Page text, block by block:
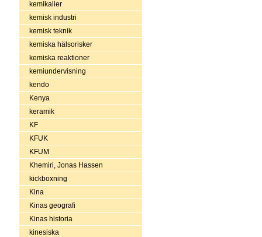
kemikalier
kemisk industri
kemisk teknik
kemiska hälsorisker
kemiska reaktioner
kemiundervisning
kendo
Kenya
keramik
KF
KFUK
KFUM
Khemiri, Jonas Hassen
kickboxning
Kina
Kinas geografi
Kinas historia
kinesiska